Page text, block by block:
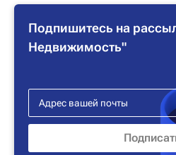
Подпишитесь на
Недвижимость"